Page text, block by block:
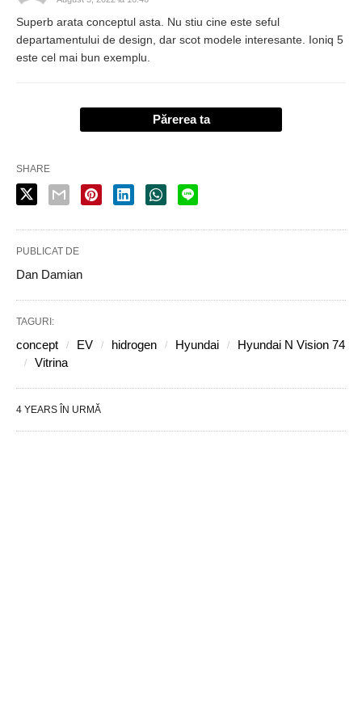
Superb arata conceptul asta. Nu stiu cine este seful
departamentului de design, dar scot modele interesante. Ioniq 5
este cel mai bun exemplu.
Părerea ta
SHARE
PUBLICAT DE
Dan Damian
TAGURI:
concept EV hidrogen Hyundai
Hyundai N Vision 74
Vitrina
4 YEARS ÎN URMĂ